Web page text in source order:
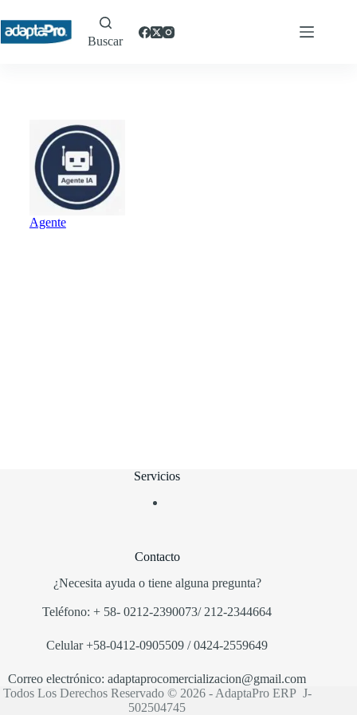
Buscar
Agente
Servicios
Contacto
¿Necesita ayuda o tiene alguna pregunta?
Teléfono: + 58-0212-2390073/ 212-2344664
Celular+58-0412-0905509/ 0424-2559649
Correo electrónico: adaptaprocomercializacion@gmail.com
Todos Los Derechos Reservado © 2026 - AdaptaPro ERP J-
502504745